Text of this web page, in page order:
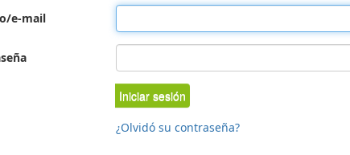
e-mail
Iniciar sesión
¿Olvidó su contraseña?